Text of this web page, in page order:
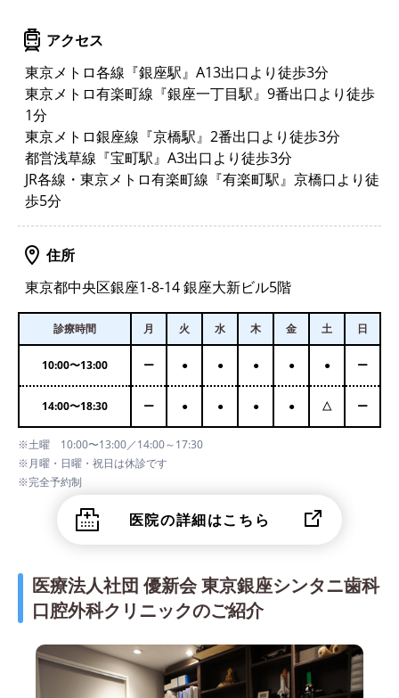
アクセス
東京メトロ各線『銀座駅』A13出口より徒歩3分
東京メトロ有楽町線『銀座一丁目駅』9番出口より徒歩
1分
東京メトロ銀座線『京橋駅』2番出口より徒歩3分
都営浅草線『宝町駅』A3出口より徒歩3分
JR各線・東京メトロ有楽町線『有楽町駅』京橋口より徒
歩5分
住所
東京都中央区銀座1-8-14 銀座大新ビル5階
診療時間 月 火 水 木 金 土 日
10:00〜13:00 ー ● ● ● ● ● ー
14:00〜18:30 ー ● ● ● ● △ ー
※土曜 10:00〜13:00／14:00～17:30
※月曜・日曜・祝日は休診です
※完全予約制
医院の詳細はこちら
医療法人社団 優新会 東京銀座シンタニ歯科
口腔外科クリニックのご紹介